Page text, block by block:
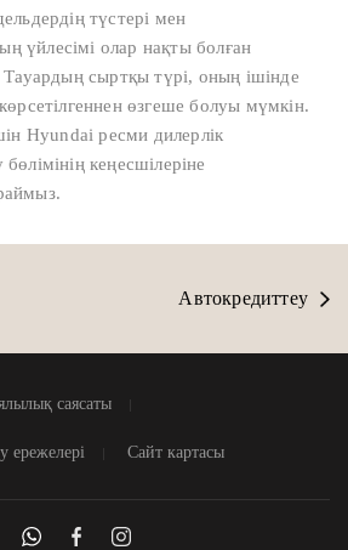
түстері мен
үйлесімі олар нақты болған
Тауардың сыртқы түрі, оның ішінде
өзгеше болуы мүмкін.
Hyundai ресми дилерлік
кеңесшілеріне
Автокредиттеу
саясаты
ережелері Сайт картасы